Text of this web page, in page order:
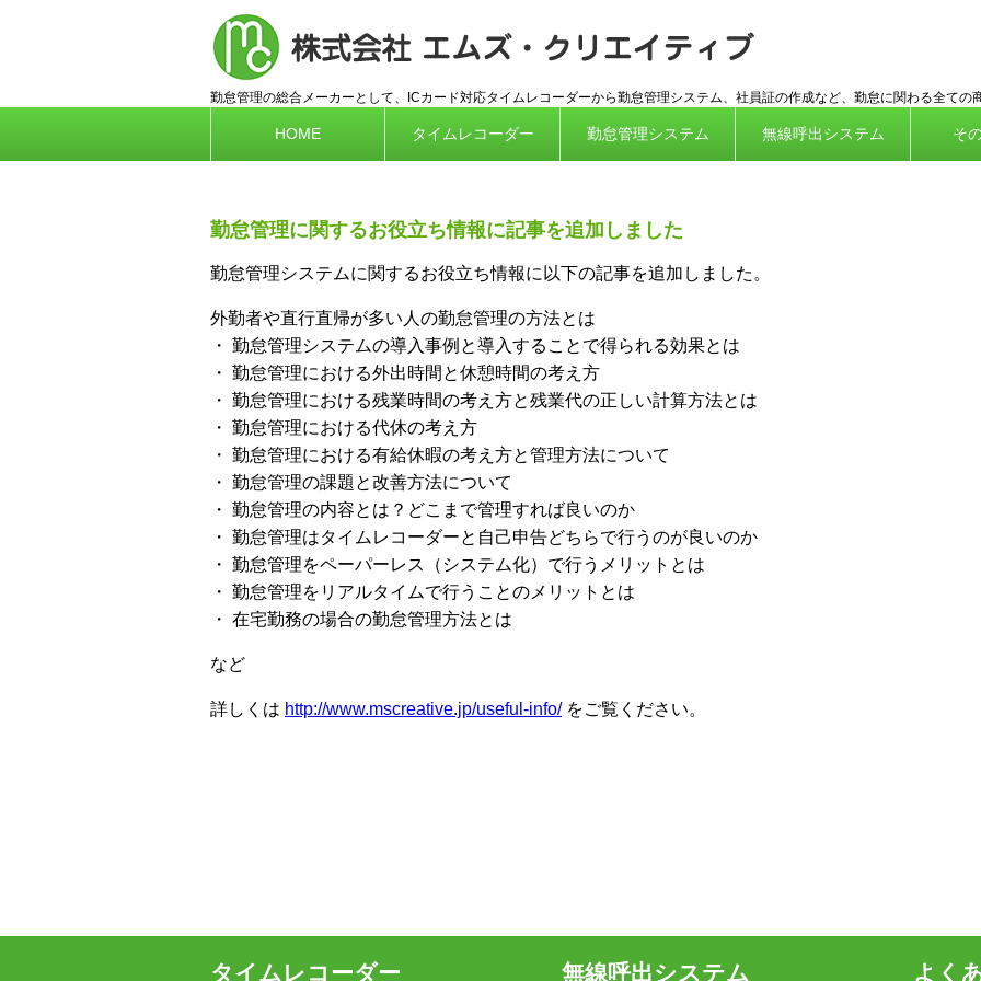
勤怠管理の総合メーカーとして、ICカード対応タイムレコーダーから勤怠管理システム、社員証の作成など、勤怠に関わる全て
HOME タイムレコーダー 勤怠管理システム 無線呼出システム そ
勤怠管理に関するお役立ち情報に記事を追加しました
勤怠管理システムに関するお役立ち情報に以下の記事を追加しました。
外勤者や直行直帰が多い人の勤怠管理の方法とは
・ 勤怠管理システムの導入事例と導入することで得られる効果とは
・ 勤怠管理における外出時間と休憩時間の考え方
・ 勤怠管理における残業時間の考え方と残業代の正しい計算方法とは
・ 勤怠管理における代休の考え方
・ 勤怠管理における有給休暇の考え方と管理方法について
・ 勤怠管理の課題と改善方法について
・ 勤怠管理の内容とは？どこまで管理すれば良いのか
・ 勤怠管理はタイムレコーダーと自己申告どちらで行うのが良いのか
・ 勤怠管理をペーパーレス（システム化）で行うメリットとは
・ 勤怠管理をリアルタイムで行うことのメリットとは
・ 在宅勤務の場合の勤怠管理方法とは
など
詳しくは http://www.mscreative.jp/useful-info/をご覧ください。
タイムレコーダー 無線呼出システム よく